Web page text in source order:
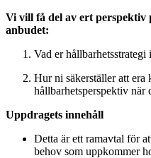
Vi vill få del av ert perspektiv
anbudet:
Vad er hållbarhetsstrategi
Hur ni säkerställer att era
hållbarhetsperspektiv när
Uppdragets innehåll
Detta är ett ramavtal för
behov som uppkommer